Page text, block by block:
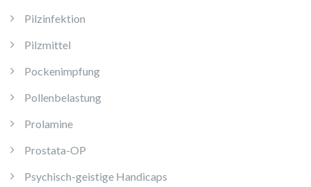
Pilzinfektion
Pilzmittel
Pockenimpfung
Pollenbelastung
Prolamine
Prostata-OP
Psychisch-geistige Handicaps